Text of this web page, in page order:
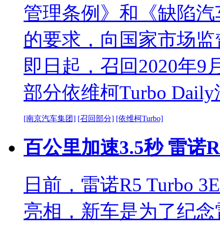
管理条例》和《缺陷
的要求，向国家市场
即日起，召回2020年9
部分依维柯Turbo
[南京汽车集团] [召回部分] [依维柯Turbo]
百公里加速3.5秒 雷诺
日前，雷诺R5 Turbo
亮相，新车是为了纪